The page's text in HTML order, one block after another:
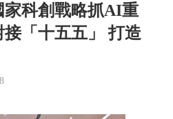
家科創戰略抓AI重
「十五五」 打造